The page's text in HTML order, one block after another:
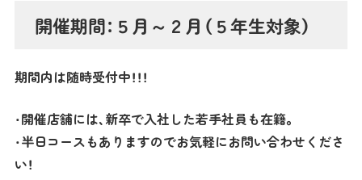
開催期間：５月～２月（５年生対象）
期間内は随時受付中！！！
・開催店舗には、新卒で入社した若手社員も在籍。
・半日コースもありますのでお気軽にお問い合わせくださ
い！